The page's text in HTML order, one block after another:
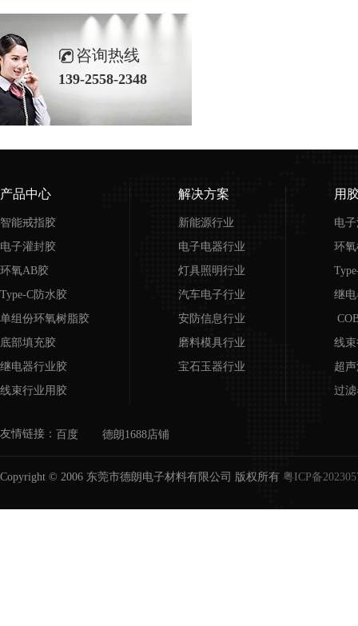
咨询热线
139-2558-2348
产品中心
智能戒指胶
电子灌封胶
环氧AB胶
Type-C防水胶
单组份环氧树脂胶
底部填充胶
继电器行业胶
线束行业用胶
COB邦定胶
磨具胶水
解决方案
新能源行业
电子电器行业
灯具照明行业
汽车电子行业
安防信息行业
磨料模具行业
宝石玉器行业
用
电
环
继
线
超
过
友情链接： 百度 德朗1688店铺
Copyright © 2006 东莞市德朗电子材料有限公司 版权所有 粤ICP备